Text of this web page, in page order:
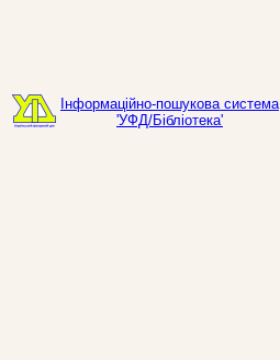
Інформаційно-пошукова система
'УФД/Бібліотека'